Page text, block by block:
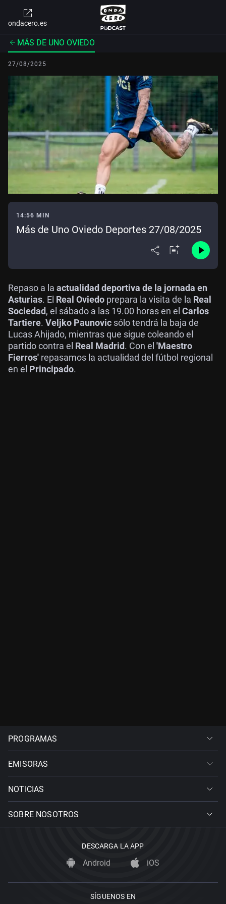
ondacero.es
MÁS DE UNO OVIEDO
27/08/2025
14:56 MIN
Más de Uno Oviedo Deportes 27/08/2025
Repaso a la actualidad deportiva de la jornada en
Asturias. El Real Oviedo prepara la visita de la Real
Sociedad, el sábado a las 19.00 horas en el Carlos
Tartiere. Veljko Paunovic sólo tendrá la baja de
Lucas Ahijado, mientras que sigue coleando el
partido contra el Real Madrid. Con el 'Maestro
Fierros' repasamos la actualidad del fútbol regional
en el Principado.
PROGRAMAS
EMISORAS
NOTICIAS
SOBRE NOSOTROS
DESCARGA LA APP
Android iOS
SÍGUENOS EN